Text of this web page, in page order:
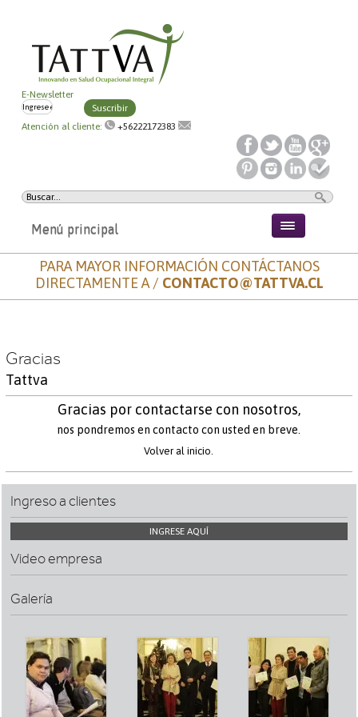
E-Newsletter
Suscribir
Atención al cliente:
+56222172383
Menú principal
PARA MAYOR INFORMACIÓN CONTÁCTANOS
DIRECTAMENTE A / CONTACTO@TATTVA.CL
Gracias
Tattva
Gracias por contactarse con nosotros,
nos pondremos en contacto con usted en breve.
Volver al inicio.
Ingreso a clientes
INGRESE AQUÍ
Video empresa
Galería